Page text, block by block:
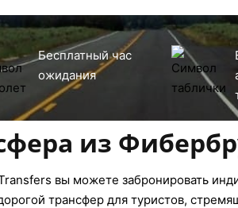
Бесплатный час
ожидания
из
вы можете забронировать
трансфер для туристов,